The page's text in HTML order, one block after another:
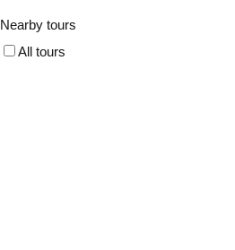
Nearby tours
All tours